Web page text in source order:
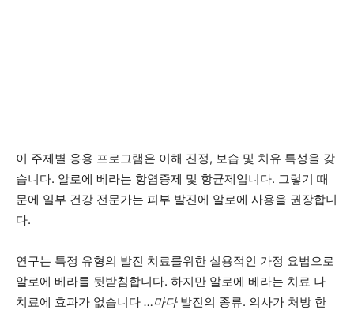
이 주제별 응용 프로그램은 이해 진정, 보습 및 치유 특성을 갖
습니다. 알로에 베라는 항염증제 및 항균제입니다. 그렇기 때
문에 일부 건강 전문가는 피부 발진에 알로에 사용을 권장합니
다.
연구는 특정 유형의 발진 치료를위한 실용적인 가정 요법으로
알로에 베라를 뒷받침합니다. 하지만 알로에 베라는 치료 나
치료에 효과가 없습니다 …마다발진의 종류. 의사가 처방 한